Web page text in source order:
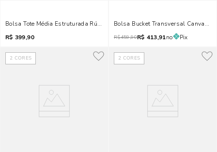
Bolsa Tote Média Estruturada Rústica Marrom Transversal
R$ 399,90
Bolsa Bucket Transversal Canvas
R$459,90R$ 413,91no Pix
2 CORES 2 CORES